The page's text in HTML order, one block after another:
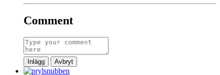
Comment
Inlägg Avbryt